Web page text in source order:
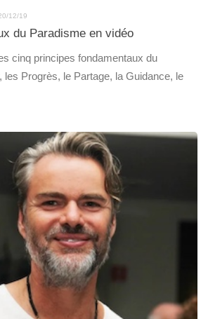
12/19
du Paradisme en vidéo
cinq principes fondamentaux du
les Progrès, le Partage, la Guidance, le